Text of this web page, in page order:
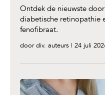
Ontdek de nieuwste
diabetische retinopathie
fenofibraat.
door div. auteurs | 24 juli